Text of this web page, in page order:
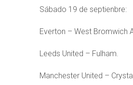
Sábado 19 de septienbre:
Everton – West Bromwich
Leeds United – Fulham.
Manchester United –